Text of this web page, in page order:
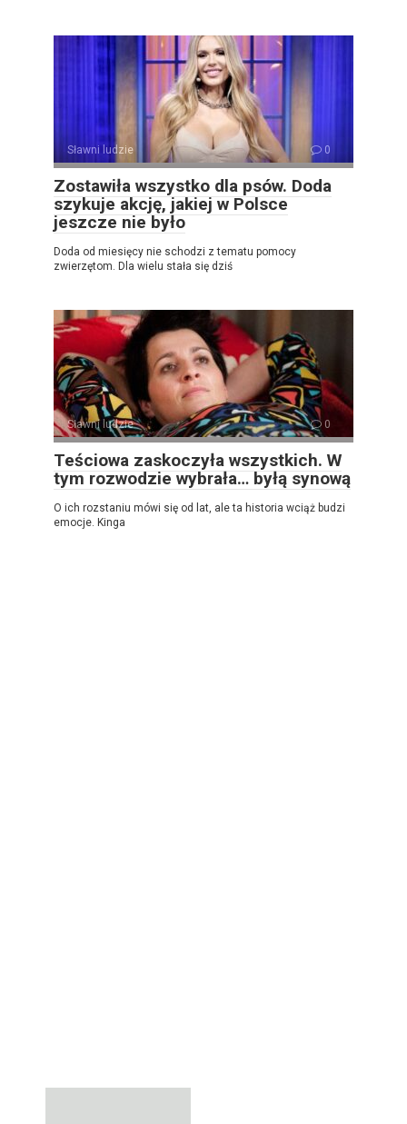
Sławni ludzie 0
Zostawiła wszystko dla psów. Doda
szykuje akcję, jakiej w Polsce
jeszcze nie było
Doda od miesięcy nie schodzi z tematu pomocy
zwierzętom. Dla wielu stała się dziś
Sławni ludzie 0
Teściowa zaskoczyła wszystkich. W
tym rozwodzie wybrała… byłą synową
O ich rozstaniu mówi się od lat, ale ta historia wciąż budzi
emocje. Kinga